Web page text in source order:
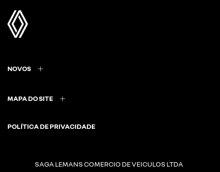
NOVOS
MAPA DO SITE
POLÍTICA DE PRIVACIDADE
SAGA LEMANS COMERCIO DE VEICULOS LTDA